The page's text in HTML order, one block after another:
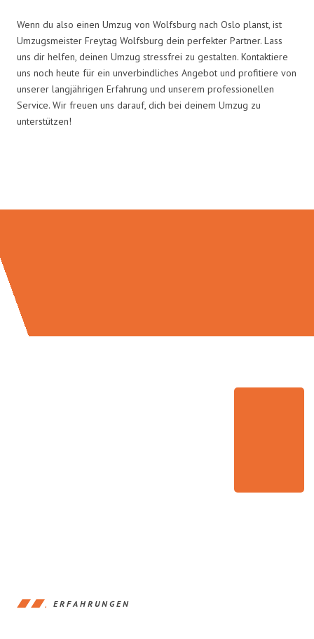
Wenn du also einen Umzug von Wolfsburg nach Oslo planst, ist
Umzugsmeister Freytag Wolfsburg dein perfekter Partner. Lass
uns dir helfen, deinen Umzug stressfrei zu gestalten. Kontaktiere
uns noch heute für ein unverbindliches Angebot und profitiere von
unserer langjährigen Erfahrung und unserem professionellen
Service. Wir freuen uns darauf, dich bei deinem Umzug zu
unterstützen!
ERFAHRUNGEN